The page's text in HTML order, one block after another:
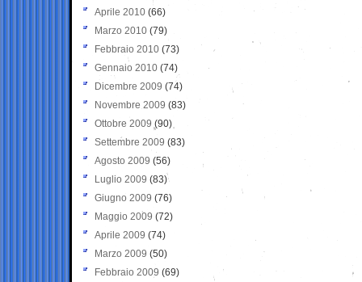
Aprile 2010 (66)
Marzo 2010 (79)
Febbraio 2010 (73)
Gennaio 2010 (74)
Dicembre 2009 (74)
Novembre 2009 (83)
Ottobre 2009 (90)
Settembre 2009 (83)
Agosto 2009 (56)
Luglio 2009 (83)
Giugno 2009 (76)
Maggio 2009 (72)
Aprile 2009 (74)
Marzo 2009 (50)
Febbraio 2009 (69)